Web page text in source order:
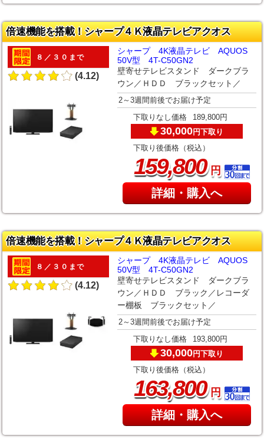
倍速機能を搭載！シャープ４Ｋ液晶テレビアクオス
８／３０まで
(4.12)
シャープ 4K液晶テレビ AQUOS
50V型 4T-C50GN2
壁寄せテレビスタンド ダークブラ
ウン／ＨＤＤ ブラックセット／
2～3週間前後でお届け予定
下取りなし価格 189,800円
30,000円下取り
下取り後価格（税込）
159,800円
詳細・購入へ
倍速機能を搭載！シャープ４Ｋ液晶テレビアクオス
８／３０まで
(4.12)
シャープ 4K液晶テレビ AQUOS
50V型 4T-C50GN2
壁寄せテレビスタンド ダークブラ
ウン／ＨＤＤ ブラック／レコーダ
ー棚板 ブラックセット／
2～3週間前後でお届け予定
下取りなし価格 193,800円
30,000円下取り
下取り後価格（税込）
163,800円
詳細・購入へ